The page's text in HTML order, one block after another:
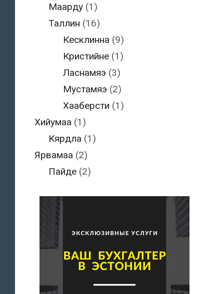
Маарду (1)
Таллин (16)
Кесклинна (9)
Кристийне(1)
Ласнамяэ (3)
Мустамяэ (2)
Хааберсти (1)
Хийумаа (1)
Кярдла (1)
Ярвамаа (2)
Пайде (2)